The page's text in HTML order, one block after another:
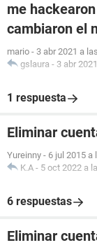
me
cambiaron el
mario - 3 abr 2021 a
gslaura - 3 abr
1 respuesta
Eliminar
Yureinny - 6 jul 2015 a
K.A - 5 oct 2022 a
6 respuestas
Eliminar